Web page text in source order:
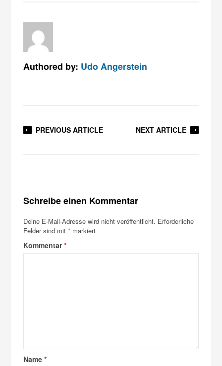
Authored by: Udo Angerstein
PREVIOUS ARTICLE NEXT ARTICLE
Schreibe einen Kommentar
Deine E-Mail-Adresse wird nicht veröffentlicht. Erforderliche
Felder sind mit* markiert
Kommentar*
Name*